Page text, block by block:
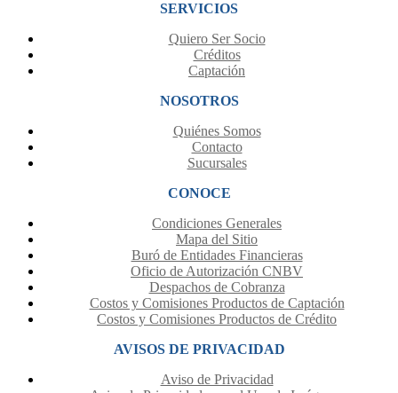
SERVICIOS
Quiero Ser Socio
Créditos
Captación
NOSOTROS
Quiénes Somos
Contacto
Sucursales
CONOCE
Condiciones Generales
Mapa del Sitio
Buró de Entidades Financieras
Oficio de Autorización CNBV
Despachos de Cobranza
Costos y Comisiones Productos de Captación
Costos y Comisiones Productos de Crédito
AVISOS DE PRIVACIDAD
Aviso de Privacidad